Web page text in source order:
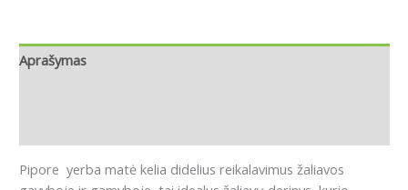
Aprašymas
Pipore yerba matė kelia didelius reikalavimus žaliavos